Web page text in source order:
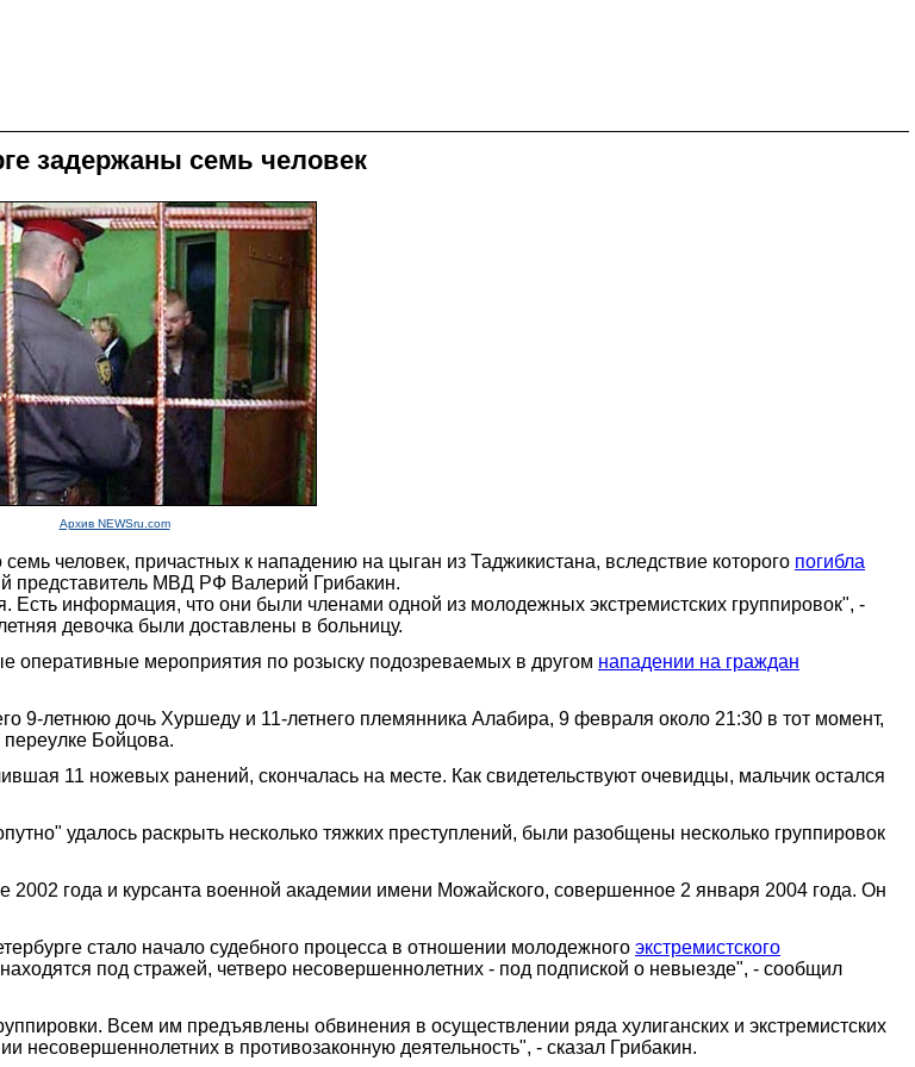
задержаны семь человек
Архив NEWSru.com
человек, причастных к нападению на цыган из Таджикистана, вследствие которого погибла
представитель МВД РФ Валерий Грибакин.
информация, что они были членами одной из молодежных экстремистских группировок", -
девочка были доставлены в больницу.
оперативные мероприятия по розыску подозреваемых в другом нападении на граждан
9-летнюю дочь Хуршеду и 11-летнего племянника Алабира, 9 февраля около 21:30 в тот момент,
переулке Бойцова.
11 ножевых ранений, скончалась на месте. Как свидетельствуют очевидцы, мальчик остался
удалось раскрыть несколько тяжких преступлений, были разобщены несколько группировок
2002 года и курсанта военной академии имени Можайского, совершенное 2 января 2004 года. Он
стало начало судебного процесса в отношении молодежного экстремистского
под стражей, четверо несовершеннолетних - под подпиской о невыезде", - сообщил
Всем им предъявлены обвинения в осуществлении ряда хулиганских и экстремистских
в противозаконную деятельность", - сказал Грибакин.